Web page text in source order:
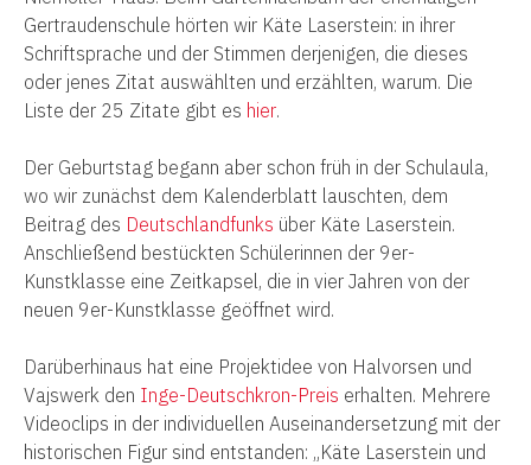
Gertraudenschule hörten wir Käte Laserstein: in ihrer
Schriftsprache und der Stimmen derjenigen, die dieses
oder jenes Zitat auswählten und erzählten, warum. Die
Liste der 25 Zitate gibt es hier.
Der Geburtstag begann aber schon früh in der Schulaula,
wo wir zunächst dem Kalenderblatt lauschten, dem
Beitrag des Deutschlandfunks über Käte Laserstein.
Anschließend bestückten Schülerinnen der 9er-
Kunstklasse eine Zeitkapsel, die in vier Jahren von der
neuen 9er-Kunstklasse geöffnet wird.
Darüberhinaus hat eine Projektidee von Halvorsen und
Vajswerk den Inge-Deutschkron-Preis erhalten. Mehrere
Videoclips in der individuellen Auseinandersetzung mit der
historischen Figur sind entstanden: „Käte Laserstein und